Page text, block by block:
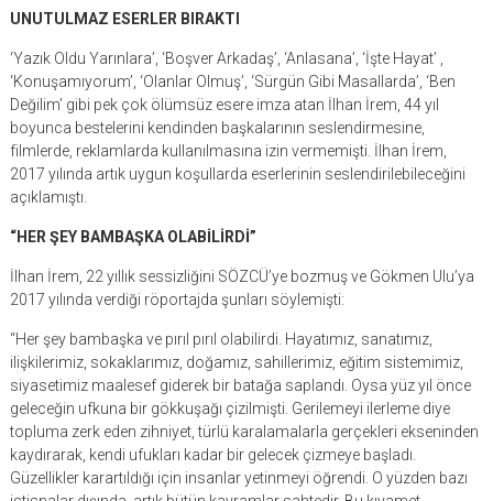
UNUTULMAZ ESERLER BIRAKTI
‘Yazık Oldu Yarınlara’, ‘Boşver Arkadaş’, ‘Anlasana’, ‘İşte Hayat’ ,
‘Konuşamıyorum’, ‘Olanlar Olmuş’, ‘Sürgün Gibi Masallarda’, ‘Ben
Değilim’ gibi pek çok ölümsüz esere imza atan İlhan İrem, 44 yıl
boyunca bestelerini kendinden başkalarının seslendirmesine,
filmlerde, reklamlarda kullanılmasına izin vermemişti. İlhan İrem,
2017 yılında artık uygun koşullarda eserlerinin seslendirilebileceğini
açıklamıştı.
“HER ŞEY BAMBAŞKA OLABİLİRDİ”
İlhan İrem, 22 yıllık sessizliğini SÖZCÜ’ye bozmuş ve Gökmen Ulu’ya
2017 yılında verdiği röportajda şunları söylemişti:
“Her şey bambaşka ve pırıl pırıl olabilirdi. Hayatımız, sanatımız,
ilişkilerimiz, sokaklarımız, doğamız, sahillerimiz, eğitim sistemimiz,
siyasetimiz maalesef giderek bir batağa saplandı. Oysa yüz yıl önce
geleceğin ufkuna bir gökkuşağı çizilmişti. Gerilemeyi ilerleme diye
topluma zerk eden zihniyet, türlü karalamalarla gerçekleri ekseninden
kaydırarak, kendi ufukları kadar bir gelecek çizmeye başladı.
Güzellikler karartıldığı için insanlar yetinmeyi öğrendi. O yüzden bazı